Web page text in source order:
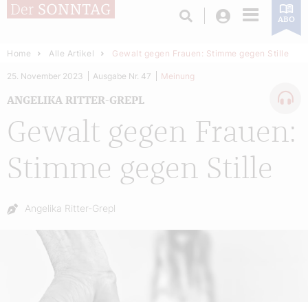
Login ABO
Home Alle Artikel Gewalt gegen Frauen: Stimme gegen Stille
Gewalt gegen Frauen:
Stimme gegen Stille
ANGELIKA RITTER-GREPL
25. November 2023 Ausgabe Nr. 47 Meinung
Autor:
Angelika Ritter-Grepl